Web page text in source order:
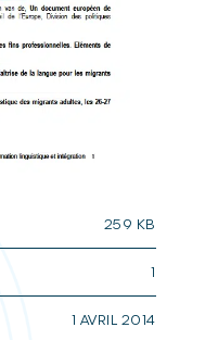
259 KB
1
1 AVRIL 2014